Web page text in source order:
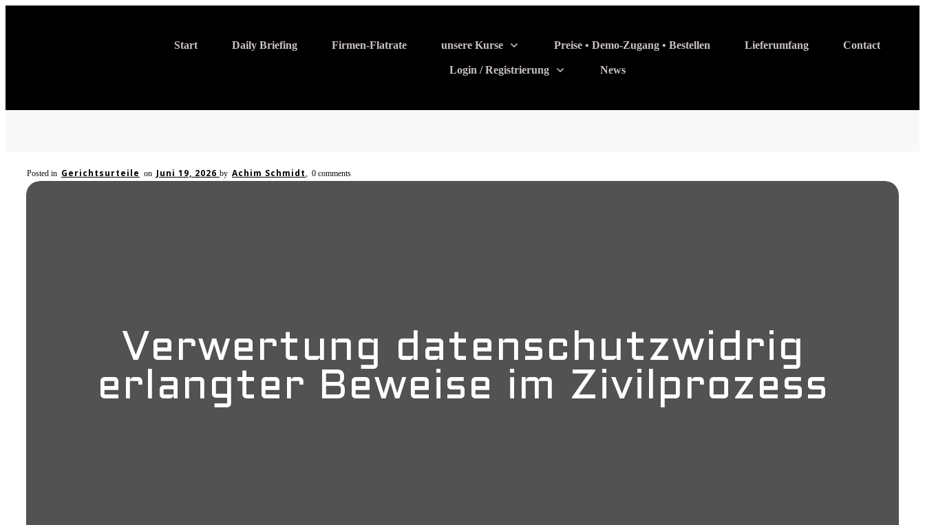
Start Daily Briefing Firmen-Flatrate unsere Kurse Preise • Demo-Zugang • Bestellen Lieferumfang Contact
Login / Registrierung News
Posted in Gerichtsurteile on Juni 19, 2026 by Achim Schmidt, 0 comments
Verwertung datenschutzwidrig
erlangter Beweise im Zivilprozess